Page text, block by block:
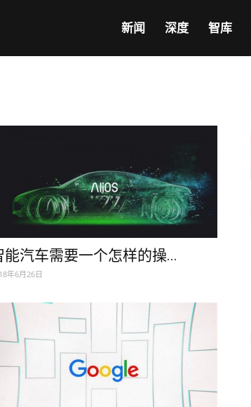
新闻 深度 智库
能汽车需要一个怎样的操...
年6月26日